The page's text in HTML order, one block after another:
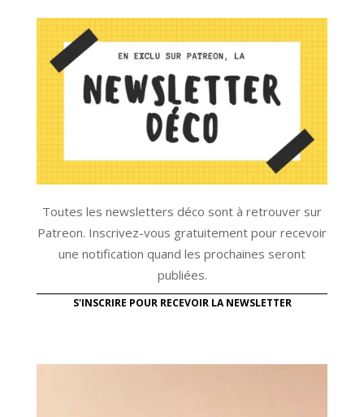
Toutes les newsletters déco sont à retrouver sur
Patreon. Inscrivez-vous gratuitement pour recevoir
une notification quand les prochaines seront
publiées.
S'INSCRIRE POUR RECEVOIR LA NEWSLETTER